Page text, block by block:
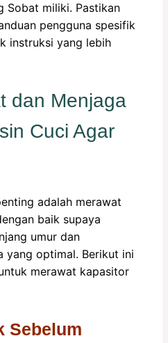
Sobat miliki. Pastikan
pengguna spesifik
instruksi yang lebih
dan Menjaga
Cuci Agar
adalah merawat
baik supaya
umur dan
yang optimal. Berikut ini
merawat kapasitor
Sebelum